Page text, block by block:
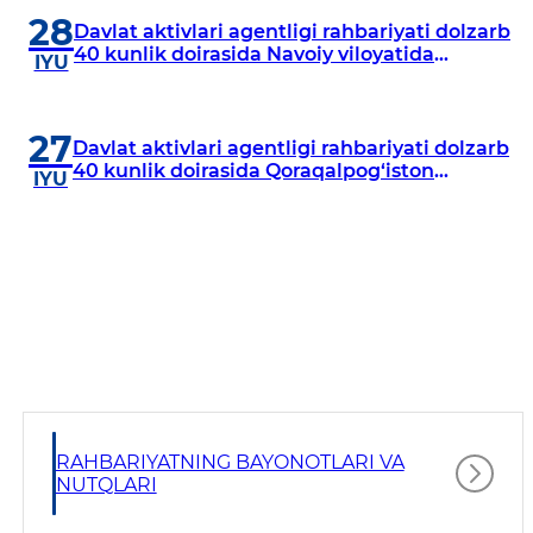
28
IYU
Davlat aktivlari agentligi rahbariyati dolzarb
40 kunlik doirasida Navoiy viloyatida
27
IYU
Davlat aktivlari agentligi rahbariyati dolzarb
40 kunlik doirasida Qoraqalpog‘iston
RAHBARIYATNING BAYONOTLARI VA
NUTQLARI